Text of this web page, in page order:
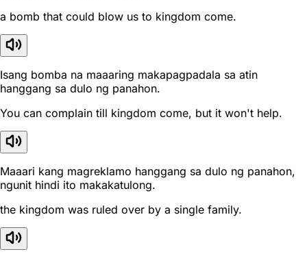
a bomb that could blow us to kingdom come.
Isang bomba na maaaring makapagpadala sa atin
hanggang sa dulo ng panahon.
You can complain till kingdom come, but it won't help.
Maaari kang magreklamo hanggang sa dulo ng panahon,
ngunit hindi ito makakatulong.
the kingdom was ruled over by a single family.